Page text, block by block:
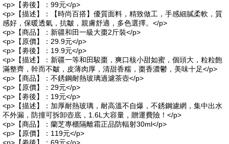
<p>【劵後】：99元</p>
<p>【描述】：【時尚百搭】優質面料，精致做工，手感細膩柔軟，質
感好，保暖透氣，抗皺，親膚舒適，多色選擇。</p>
<p>【商品】：新疆和田一級大棗2斤裝</p>
<p>【原價】：29.9元</p>
<p>【劵後】：19.9元</p>
<p>【描述】：新疆一等和田駿棗，爽口核小甜如蜜，個頭大，粒粒飽
滿整齊，幹而不皺，皮薄肉厚，清甜香糯，棗香濃鬱，美味十足</p>
<p>【商品】：不銹鋼耐熱玻璃過濾茶壺</p>
<p>【原價】：29元</p>
<p>【劵後】：19元</p>
<p>【描述】：加厚耐熱玻璃，耐高溫不自爆，不銹鋼濾網，集中出水
不外漏，防撞可拆卸壺底，1.6L大容量，贈運費險！</p>
<p>【商品】：蘭芝專櫃隔離霜正品防輻射30ml</p>
<p>【原價】：119元</p>